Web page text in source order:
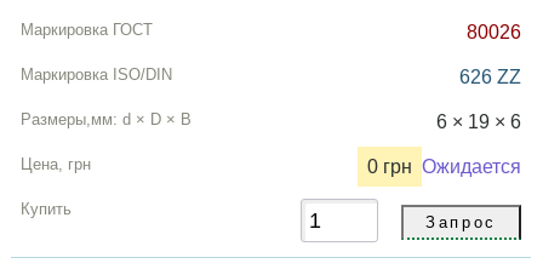
80026
626 ZZ
6 × 19 × 6
0 грн Ожидается